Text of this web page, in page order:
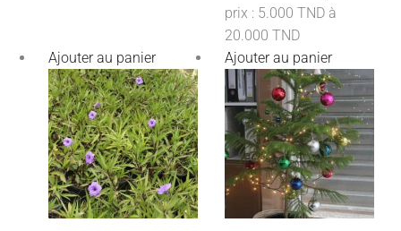
prix : 5.000 TND à
20.000 TND
Ajouter au panier
Ajouter au panier